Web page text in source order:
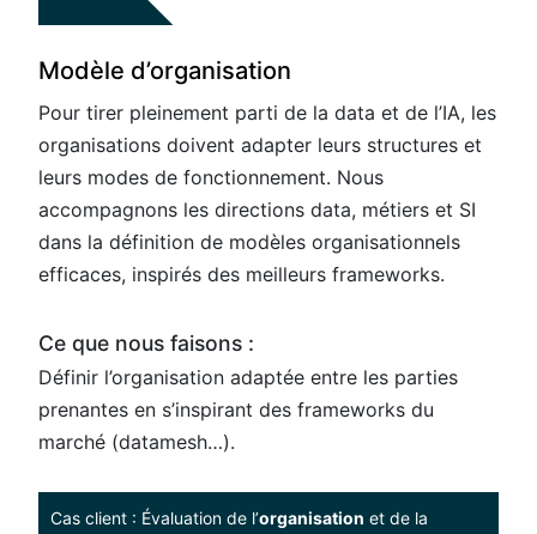
Modèle d’organisation
Pour tirer pleinement parti de la data et de l’IA, les
organisations doivent adapter leurs structures et
leurs modes de fonctionnement. Nous
accompagnons les directions data, métiers et SI
dans la définition de modèles organisationnels
efficaces, inspirés des meilleurs frameworks.
Ce que nous faisons :
Définir l’organisation adaptée entre les parties
prenantes en s’inspirant des frameworks du
marché (datamesh…)​.
Cas client : Évaluation de l’organisation et de la